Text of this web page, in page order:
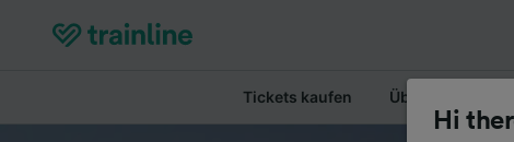
Tickets kaufen Überblick
Hi